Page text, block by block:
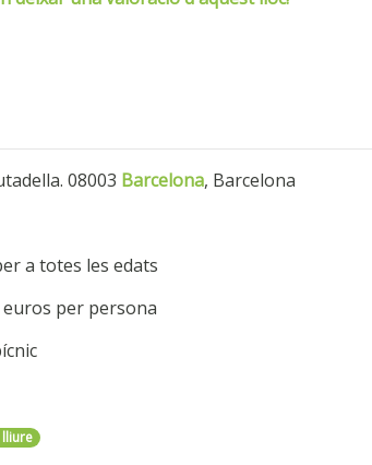
08003 Barcelona, Barcelona
a totes les edats
euros per persona